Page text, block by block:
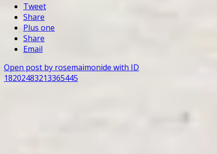
Tweet
Share
Plus one
Share
Email
Open post by rosemaimonide with ID
18202483213365445